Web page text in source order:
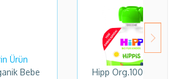
Hipp Org.100gr Kivili